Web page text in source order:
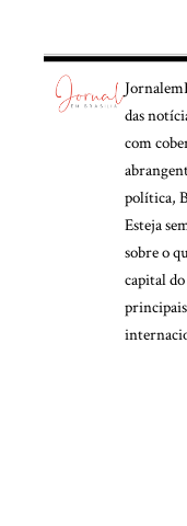
das
com
política,
Esteja
sobre o
capital do